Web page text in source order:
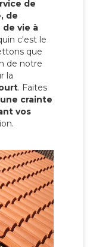
de
de
vie à
c'est le
que
de notre
la
. Faites
crainte
vos